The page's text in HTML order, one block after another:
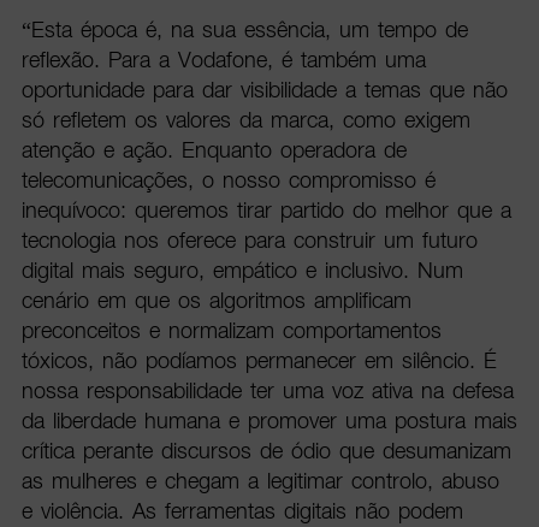
“Esta época é, na sua essência, um tempo de
reflexão. Para a Vodafone, é também uma
oportunidade para dar visibilidade a temas que não
só refletem os valores da marca, como exigem
atenção e ação. Enquanto operadora de
telecomunicações, o nosso compromisso é
inequívoco: queremos tirar partido do melhor que a
tecnologia nos oferece para construir um futuro
digital mais seguro, empático e inclusivo. Num
cenário em que os algoritmos amplificam
preconceitos e normalizam comportamentos
tóxicos, não podíamos permanecer em silêncio. É
nossa responsabilidade ter uma voz ativa na defesa
da liberdade humana e promover uma postura mais
crítica perante discursos de ódio que desumanizam
as mulheres e chegam a legitimar controlo, abuso
e violência. As ferramentas digitais não podem